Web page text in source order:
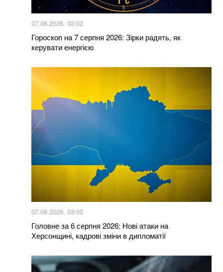
50 найкращих фільмів 21 століття за версією The
Hollywood Reporter
07.08.2026, 03:02
Гороскоп на 7 серпня 2026: Зірки радять, як
керувати енергією
07.08.2026, 03:02
Головне за 6 серпня 2026: Нові атаки на
Херсонщині, кадрові зміни в дипломатії